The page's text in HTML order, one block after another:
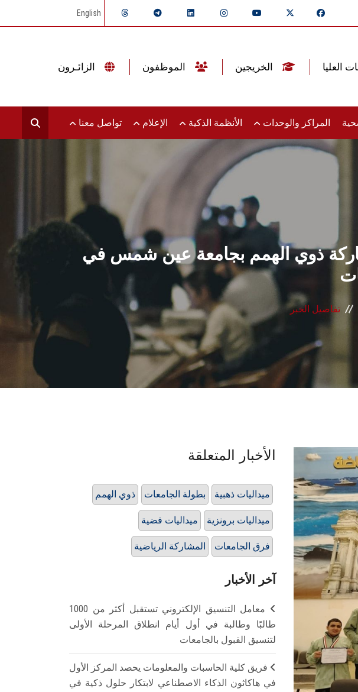
English
المراكز والوحدات الأنظمة الذكية الإعلام تواصل معنا
ذوي الهمم بجامعة عين شمس في
تفاصيل الخبر
الأخبار المتعلقة
ذوي الهمم بطولة الجامعات ميداليات ذهبية
ميداليات فضية ميداليات برونزية
المشاركة الرياضية فرق الجامعات
آخر الأخبار
معامل التنسيق الإلكتروني تستقبل أكثر من 1000
طالبًا وطالبة في أول أيام انطلاق المرحلة الأولى
لتنسيق القبول بالجامعات
فريق كلية الحاسبات والمعلومات يحصد المركز الأول
في هاكاثون الذكاء الاصطناعي لابتكار حلول ذكية في